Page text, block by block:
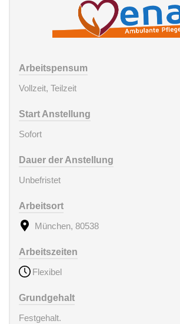
Arbeitspensum
Vollzeit, Teilzeit
Start Anstellung
Sofort
Dauer der Anstellung
Unbefristet
Arbeitsort
München, 80538
Arbeitszeiten
Flexibel
Grundgehalt
Festgehalt.